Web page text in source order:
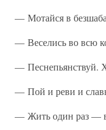
— Мотайся в
— Веселись во всю
— Песнепьянствуй.
— Пой и реви и
— Жить один раз —